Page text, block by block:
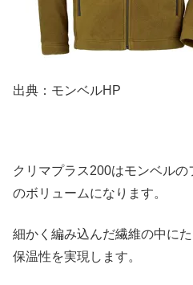
出典：モンベルHP
クリマプラス200はモンベル
のボリュームになります。
細かく編み込んだ繊維の中に
保温性を実現します。